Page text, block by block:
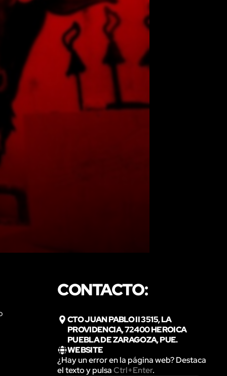
CONTACTO:
CTO JUAN PABLO II 3515, LA
PROVIDENCIA, 72400 HEROICA
PUEBLA DE ZARAGOZA, PUE.
WEBSITE
¿Hay un error en la página web? Destaca
el texto y pulsaCtrl+Enter.